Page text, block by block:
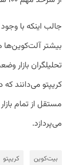
جالب اینکه با
بیشتر آلت‌کوین‌ها
تحلیلگران بازار
مستقل از تمام
می‌پردازد.
بیت‌کوین کریپتو